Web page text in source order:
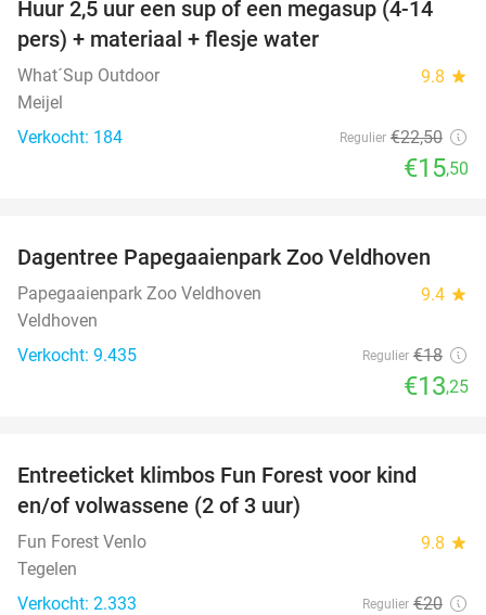
31%
Huur 2,5 uur een sup of een megasup (4-14
pers) + materiaal + flesje water
What´Sup Outdoor 9.8 star
Meijel
Verkocht: 184
Regulier €22,50
€15,50
26%
Dagentree Papegaaienpark Zoo Veldhoven
Papegaaienpark Zoo Veldhoven 9.4 star
Veldhoven
Verkocht: 9.435
Regulier €18
€13,25
Entreeticket klimbos Fun Forest voor kind
en/of volwassene (2 of 3 uur)
Fun Forest Venlo 9.8 star
Tegelen
Verkocht: 2.333
Regulier €20